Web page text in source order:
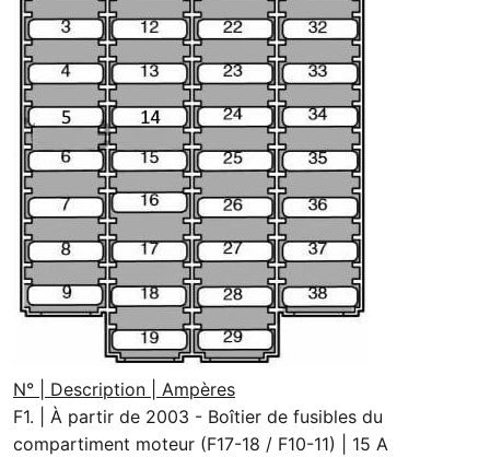
N° | Description | Ampères
F1. | À partir de 2003 - Boîtier de fusibles du
compartiment moteur (F17-18 / F10-11) | 15 A